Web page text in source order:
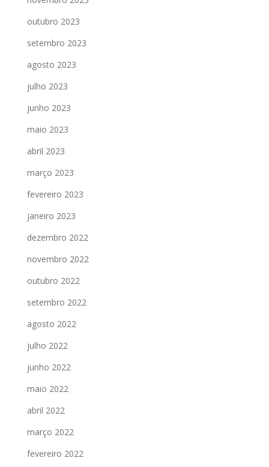
outubro 2023
setembro 2023
agosto 2023
julho 2023
junho 2023
maio 2023
abril 2023
março 2023
fevereiro 2023
janeiro 2023
dezembro 2022
novembro 2022
outubro 2022
setembro 2022
agosto 2022
julho 2022
junho 2022
maio 2022
abril 2022
março 2022
fevereiro 2022